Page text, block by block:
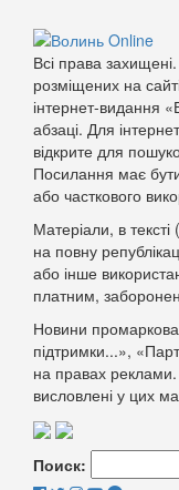
Всі права
розміщених на
інтернет-видання
абзаці. Для
відкрите для
Посилання має
або часткового
Матеріали, в тексті
на повну
або інше
платним,
Новини
підтримки...»,
на правах
висловлені у цих
Поиск: